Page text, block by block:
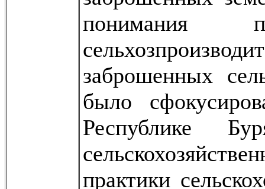
понимания
заброшенных
было
Республике
практики